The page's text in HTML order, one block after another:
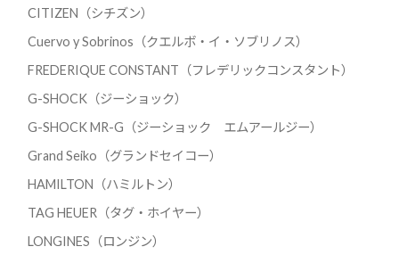
CITIZEN（シチズン）
Cuervo y Sobrinos（クエルボ・イ・ソブリノス）
FREDERIQUE CONSTANT（フレデリックコンスタント）
G-SHOCK（ジーショック）
G-SHOCK MR-G（ジーショック エムアールジー）
Grand Seiko（グランドセイコー）
HAMILTON（ハミルトン）
TAG HEUER（タグ・ホイヤー）
LONGINES（ロンジン）